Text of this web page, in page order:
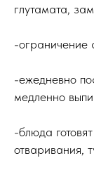
глутамата,
-ограничение
-ежедневно
медленно
-блюда
отваривания,